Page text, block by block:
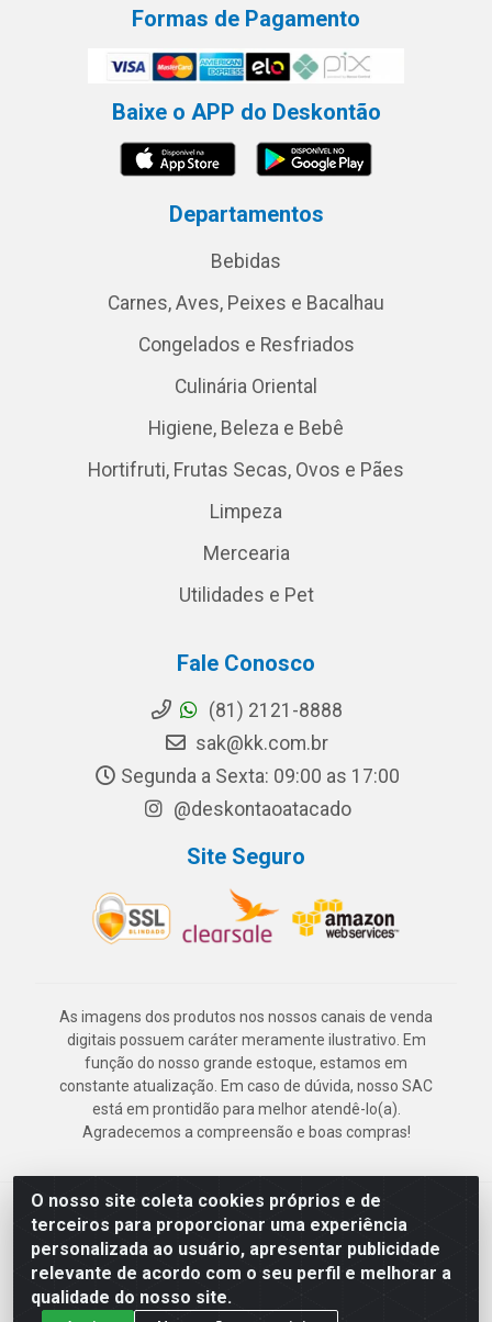
O nosso site coleta cookies próprios e de
terceiros para proporcionar uma experiência
personalizada ao usuário, apresentar publicidade
relevante de acordo com o seu perfil e melhorar a
qualidade do nosso site.
Formas de Pagamento
Baixe o APP do Deskontão
Departamentos
Bebidas
Carnes, Aves, Peixes e Bacalhau
Congelados e Resfriados
Culinária Oriental
Higiene, Beleza e Bebê
Hortifruti, Frutas Secas, Ovos e Pães
Limpeza
Mercearia
Utilidades e Pet
Fale Conosco
(81) 2121-8888
sak@kk.com.br
Segunda a Sexta: 09:00 as 17:00
@deskontaoatacado
Site Seguro
As imagens dos produtos nos nossos canais de venda
digitais possuem caráter meramente ilustrativo. Em
função do nosso grande estoque, estamos em
constante atualização. Em caso de dúvida, nosso SAC
está em prontidão para melhor atendê-lo(a).
Agradecemos a compreensão e boas compras!
Deskontão Atacado - Av. Marechal Mascarenhas de Morais, 2471 -
Imbiribeira - Recife/PE - CEP 51.150-001 - CNPJ 24.150.377/0003-
57